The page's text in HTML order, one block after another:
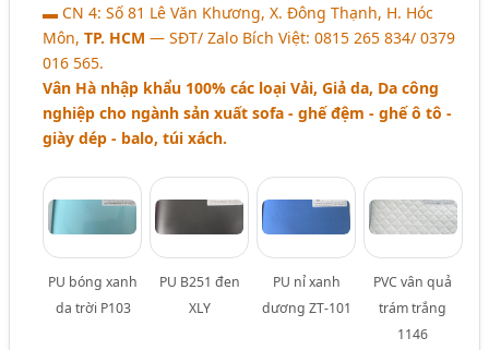
▬ CN 4: Số 81 Lê Văn Khương, X. Đông Thạnh, H. Hóc
Môn,TP. HCM ― SĐT/ Zalo Bích Việt: 0815 265 834/ 0379
016 565.
Vân Hà nhập khẩu 100% các loại Vải, Giả da, Da công
nghiệp cho ngành sản xuất sofa - ghế đệm - ghế ô tô -
giày dép - balo, túi xách.
PU bóng xanh
da trời P103
PU B251 đen
XLY
PU nỉ xanh
dương ZT-101
PVC vân quả
trám trắng
1146